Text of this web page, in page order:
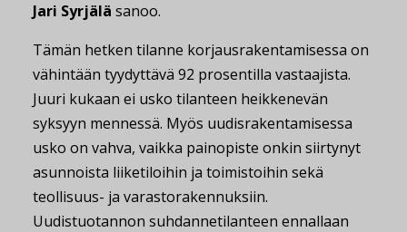
Jari Syrjälä sanoo.
Tämän hetken tilanne korjausrakentamisessa on
vähintään tyydyttävä 92 prosentilla vastaajista.
Juuri kukaan ei usko tilanteen heikkenevän
syksyyn mennessä. Myös uudisrakentamisessa
usko on vahva, vaikka painopiste onkin siirtynyt
asunnoista liiketiloihin ja toimistoihin sekä
teollisuus- ja varastorakennuksiin.
Uudistuotannon suhdannetilanteen ennallaan